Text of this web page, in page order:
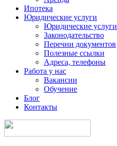
Ипотека
Юридические услуги
Юридические услуги
Законодательство
Перечни документов
Полезные ссылки
Адреса, телефоны
Работа у нас
Вакансии
Обучение
Блог
Контакты